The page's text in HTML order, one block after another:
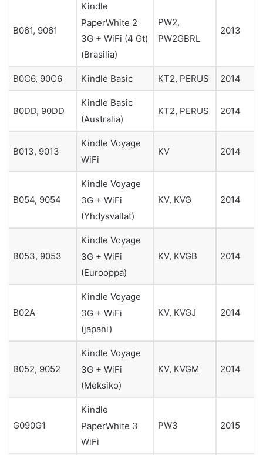
B061, 9061
Kindle
PaperWhite 2
3G + WiFi (4 Gt)
(Brasilia)
PW2,
PW2GBRL
2013
B0C6, 90C6 Kindle Basic KT2, PERUS 2014
B0DD, 90DD
Kindle Basic
(Australia)
KT2, PERUS 2014
B013, 9013
Kindle Voyage
WiFi
KV 2014
B054, 9054
Kindle Voyage
3G + WiFi
(Yhdysvallat)
KV, KVG 2014
B053, 9053
Kindle Voyage
3G + WiFi
(Eurooppa)
KV, KVGB 2014
B02A
Kindle Voyage
3G + WiFi
(japani)
KV, KVGJ 2014
B052, 9052
Kindle Voyage
3G + WiFi
(Meksiko)
KV, KVGM 2014
G090G1
Kindle
PaperWhite 3
WiFi
PW3 2015